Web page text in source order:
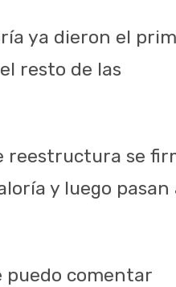
ya dieron el
resto de las
reestructura se
y luego pasan
puedo comentar